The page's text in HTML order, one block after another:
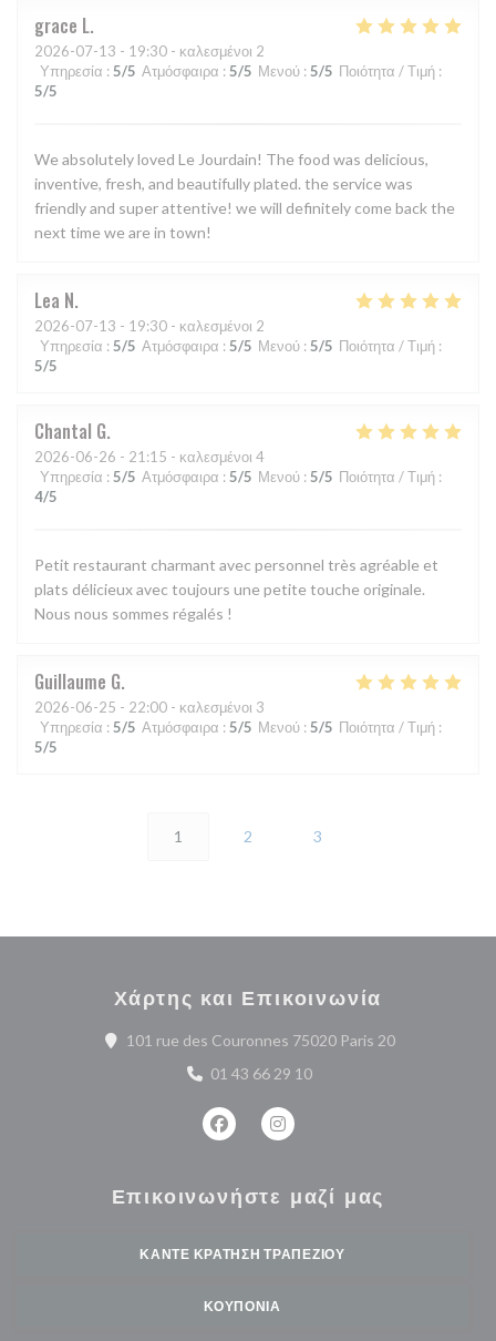
grace L
2026-07-13 - 19:30 - καλεσμένοι 2
Υπηρεσία : 5/5 Ατμόσφαιρα : 5/5 Μενού : 5/5 Ποιότητα / Τιμή :
5/5
We absolutely loved Le Jourdain! The food was delicious,
inventive, fresh, and beautifully plated. the service was
friendly and super attentive! we will definitely come back the
next time we are in town!
Lea N
2026-07-13 - 19:30 - καλεσμένοι 2
Υπηρεσία : 5/5 Ατμόσφαιρα : 5/5 Μενού : 5/5 Ποιότητα / Τιμή :
5/5
Chantal G
2026-06-26 - 21:15 - καλεσμένοι 4
Υπηρεσία : 5/5 Ατμόσφαιρα : 5/5 Μενού : 5/5 Ποιότητα / Τιμή :
4/5
Petit restaurant charmant avec personnel très agréable et
plats délicieux avec toujours une petite touche originale.
Nous nous sommes régalés !
Guillaume G
2026-06-25 - 22:00 - καλεσμένοι 3
Υπηρεσία : 5/5 Ατμόσφαιρα : 5/5 Μενού : 5/5 Ποιότητα / Τιμή :
5/5
1 2 3
Χάρτης και Επικοινωνία
101 rue des Couronnes 75020 Paris 20((ανοίγει σε
01 43 66 29 10
Facebook ((ανοίγει σε νέο
Instagram ((ανοίγει σε νέο
Επικοινωνήστε μαζί μας
ΚΆΝΤΕ ΚΡΆΤΗΣΗ ΤΡΑΠΕΖΙΟΎ
ΚΟΥΠΌΝΙΑ